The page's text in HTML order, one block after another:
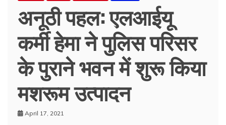
अनूठी पहल: एलआईयू
कर्मी हेमा ने पुलिस परिसर
के पुराने भवन में शुरू किया
मशरूम उत्पादन
April 17, 2021